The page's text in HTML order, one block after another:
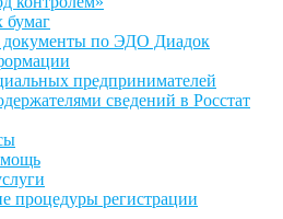
документы по ЭДО Диадок
предпринимателей
сведений в Росстат
процедуры регистрации